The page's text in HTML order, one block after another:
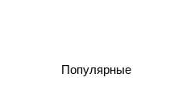
Популярные